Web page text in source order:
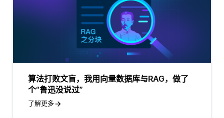
算法打败文盲，我用向量数据库与RAG，做了
个“鲁迅没说过”
了解更多